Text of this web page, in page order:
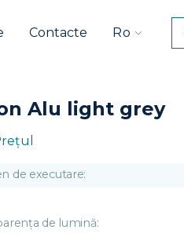
Contacte Ro
Alu light grey
de executare:
de lumină: